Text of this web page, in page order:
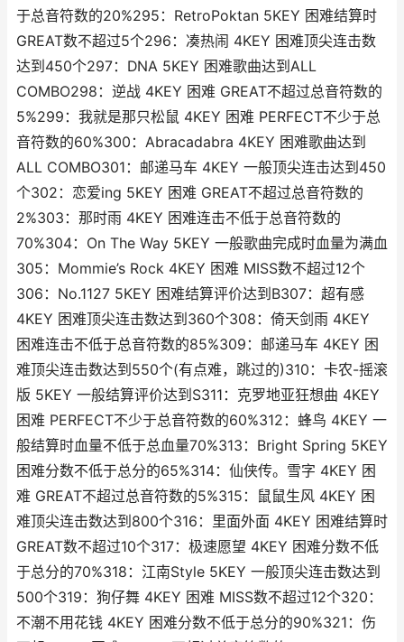
于总音符数的20%295：RetroPoktan 5KEY 困难结算时
GREAT数不超过5个296：凑热闹 4KEY 困难顶尖连击数
达到450个297：DNA 5KEY 困难歌曲达到ALL
COMBO298：逆战 4KEY 困难 GREAT不超过总音符数的
5%299：我就是那只松鼠 4KEY 困难 PERFECT不少于总
音符数的60%300：Abracadabra 4KEY 困难歌曲达到
ALL COMBO301：邮递马车 4KEY 一般顶尖连击达到450
个302：恋爱ing 5KEY 困难 GREAT不超过总音符数的
2%303：那时雨 4KEY 困难连击不低于总音符数的
70%304：On The Way 5KEY 一般歌曲完成时血量为满血
305：Mommie’s Rock 4KEY 困难 MISS数不超过12个
306：No.1127 5KEY 困难结算评价达到B307：超有感
4KEY 困难顶尖连击数达到360个308：倚天剑雨 4KEY
困难连击不低于总音符数的85%309：邮递马车 4KEY 困
难顶尖连击数达到550个(有点难，跳过的)310：卡农-摇滚
版 5KEY 一般结算评价达到S311：克罗地亚狂想曲 4KEY
困难 PERFECT不少于总音符数的60%312：蜂鸟 4KEY 一
般结算时血量不低于总血量70%313：Bright Spring 5KEY
困难分数不低于总分的65%314：仙侠传。雪字 4KEY 困
难 GREAT不超过总音符数的5%315：鼠鼠生风 4KEY 困
难顶尖连击数达到800个316：里面外面 4KEY 困难结算时
GREAT数不超过10个317：极速愿望 4KEY 困难分数不低
于总分的70%318：江南Style 5KEY 一般顶尖连击数达到
500个319：狗仔舞 4KEY 困难 MISS数不超过12个320：
不潮不用花钱 4KEY 困难分数不低于总分的90%321：伤